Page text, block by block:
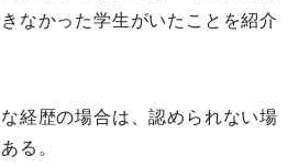
なかった学生がいたことを紹介
経歴の場合は、認められない場
る。